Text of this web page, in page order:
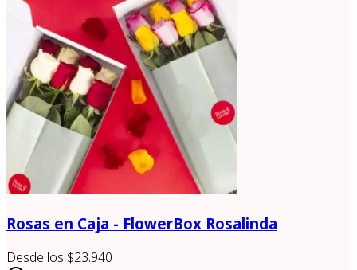
Rosas en Caja - FlowerBox Rosalinda
Desde los $23.940